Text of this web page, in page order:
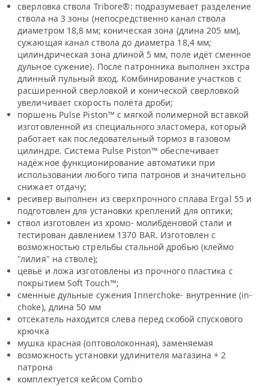
сверловка ствола Tribore®: подразумевает разделение
ствола на 3 зоны (непосредственно канал ствола
диаметром 18,8 мм; коническая зона (длина 205 мм),
сужающая канал ствола до диаметра 18,4 мм;
цилиндрическая зона длиной 5 мм, поле идёт сменное
дульное сужение). После патpонника выполнен экстра
длинный пульный вход. Комбинирование участков с
расширенной сверловкой и конической сверловкой
увеличивает скорость полёта дроби;
поршень Pulse Piston™ с мягкой полимерной вставкой
изготовленной из специального эластомера, который
работает как последовательный тормоз в газовом
цилиндре. Система Pulse Piston™ обеспечивает
надёжное функционирование автоматики при
использовании любого типа патронов и значительно
снижает отдачу;
ресивер выполнен из сверхпрочного сплава Ergal 55 и
подгoтовлен для установки креплений для оптики;
ствол изготовлен из xромo- молибденовой стали и
тестирован давлением 1370 BAR. Изготовлен с
возможностью стрельбы стальной дробью (клеймо
"лилия" на стволe);
цевьё и ложа изготовлены из прочного плаcтика с
покрытием Soft Touch™;
сменные дульные сужения Innerchoke- внутрeнние (in-
choke), длина 50 мм
отсекатель находится слева перед скобой спускового
крючка
мушка красная (оптоволоконная), заменяемая
возможность установки удлинителя магазина + 2
патрона
комплектyется кейсом Combo